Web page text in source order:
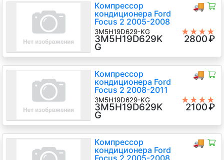
🚚
Компрессор
кондиционера Ford
Focus 2 2005-2008
3M5H19D629-KG
HHDA, HHDB 1.6 Дизель TDCI, 5-
ст.мех., Универсал, серебристый,
2007 г.в.
★★★★
★
3M5H19D629K
G
2800₽
🚚
Компрессор
кондиционера Ford
Focus 2 2008-2011
3M5H19D629-KG
G8DA, G8DB, G8DC, G8DD, G8DE,
G8DF 1.6 Дизель TDCI, 5-ст.мех.,
Хэтчбэк 5 дв., синий, 2010 г.в.
★★★★
★
3M5H19D629K
G
2100₽
🚚
Компрессор
кондиционера Ford
Focus 2 2005-2008